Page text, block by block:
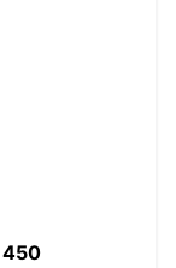
450